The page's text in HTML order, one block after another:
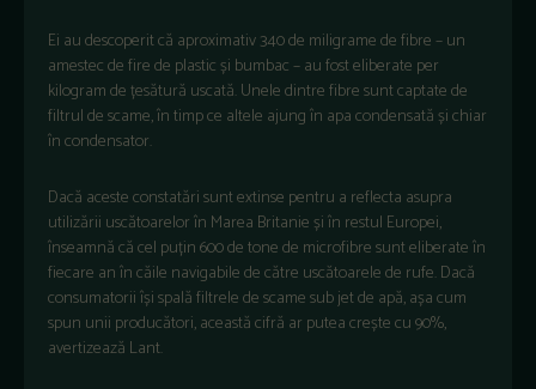
Ei au descoperit că aproximativ 340 de miligrame de fibre – un
amestec de fire de plastic și bumbac – au fost eliberate per
kilogram de țesătură uscată. Unele dintre fibre sunt captate de
filtrul de scame, în timp ce altele ajung în apa condensată și chiar
în condensator.
Dacă aceste constatări sunt extinse pentru a reflecta asupra
utilizării uscătoarelor în Marea Britanie și în restul Europei,
înseamnă că cel puțin 600 de tone de microfibre sunt eliberate în
fiecare an în căile navigabile de către uscătoarele de rufe. Dacă
consumatorii își spală filtrele de scame sub jet de apă, așa cum
spun unii producători, această cifră ar putea crește cu 90%,
avertizează Lant.